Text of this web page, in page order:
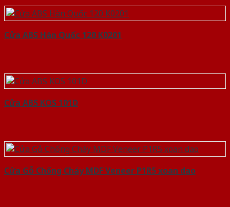
Cửa ABS Hàn Quốc 120 K0201
Cửa ABS KOS 101D
Cửa Gỗ Chống Cháy MDF Veneer P1R5 xoan dao